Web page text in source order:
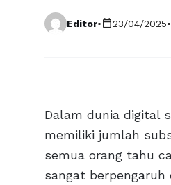
Editor•calendar_today23/04/2025•
Dalam dunia digital
memiliki jumlah
semua orang tahu
sangat